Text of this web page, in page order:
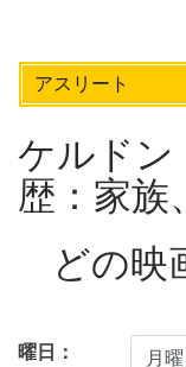
アスリート
ケルド
歴：家族
どの映
曜日：